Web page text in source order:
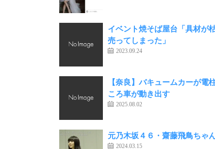
イベント焼そば屋台「具材が
売ってしまった」
2023.09.24
【奈良】バキュームカーが
ころ車が動き出す
2025.08.02
元乃木坂４６・齋藤飛鳥ちゃ
2024.03.15